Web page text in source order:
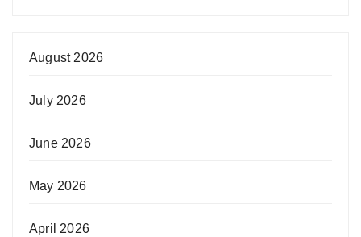
August 2026
July 2026
June 2026
May 2026
April 2026